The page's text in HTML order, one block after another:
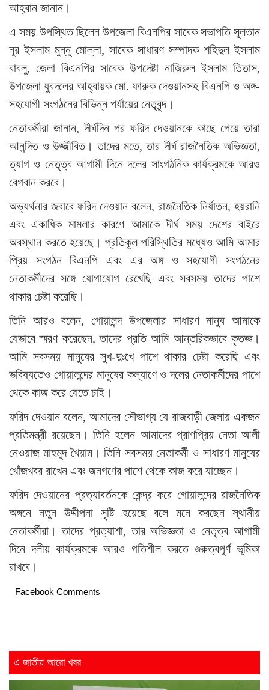
আহ্বান জানান।
এ সময় উপস্থিত ছিলেন উপজেলা বিএনপির সাবেক সভাপতি সুলতান
নূর ইসলাম মুন্নু মোল্লা, সাবেক সাধারণ সম্পাদক শহিদুল ইসলাম
বাবলু, জেলা বিএনপির সাবেক উপদেষ্টা নাজিরুল ইসলাম তিতাস,
উপজেলা যুবদলের আহ্বায়ক মো. ফারুক দেওয়ানসহ বিএনপি ও অঙ্গ-
সহযোগী সংগঠনের বিভিন্ন পর্যায়ের নেতৃবৃন্দ।
নেতাকর্মীরা জানান, দীর্ঘদিন পর ফরিদ দেওয়ানকে কাছে পেয়ে তারা
আনন্দিত ও উজ্জীবিত। তাদের মতে, তার দীর্ঘ রাজনৈতিক অভিজ্ঞতা,
ত্যাগ ও নেতৃত্ব আগামী দিনে দলের সাংগঠনিক কার্যক্রমকে আরও
বেগবান করবে।
অভ্যর্থনার জবাবে ফরিদ দেওয়ান বলেন, রাজনৈতিক নির্যাতন, হয়রানি
এবং একাধিক মামলার কারণে আমাকে দীর্ঘ সময় দেশের বাইরে
অবস্থান করতে হয়েছে। প্রতিকূল পরিস্থিতির মধ্যেও আমি আমার
প্রিয় সংগঠন বিএনপি এবং এর অঙ্গ ও সহযোগী সংগঠনের
নেতাকর্মীদের সঙ্গে যোগাযোগ রেখেছি এবং সবসময় তাদের পাশে
থাকার চেষ্টা করেছি।
তিনি আরও বলেন, গোয়ালন্দ উপজেলার সাধারণ মানুষ আমাকে
যেভাবে স্মরণ করেছেন, তাদের প্রতি আমি আন্তরিকভাবে কৃতজ্ঞ।
আমি সবসময় মানুষের সুখ-দুঃখে পাশে থাকার চেষ্টা করেছি এবং
ভবিষ্যতেও গোয়ালন্দের মানুষের কল্যাণে ও দলের নেতাকর্মীদের পাশে
থেকে কাজ করে যেতে চাই।
ফরিদ দেওয়ান বলেন, আমাদের সৌভাগ্য যে রাজবাড়ী জেলায় একজন
প্রতিমন্ত্রী রয়েছেন। তিনি হলেন আমাদের প্রাণপ্রিয় নেতা আলী
নেওয়াজ মাহমুদ খৈয়াম। তিনি সবসময় নেতাকর্মী ও সাধারণ মানুষের
খোঁজখবর রাখেন এবং জনগণের পাশে থেকে কাজ করে যাচ্ছেন।
ফরিদ দেওয়ানের প্রত্যাবর্তনকে কেন্দ্র করে গোয়ালন্দের রাজনৈতিক
অঙ্গনে নতুন উদ্দীপনা সৃষ্টি হয়েছে বলে মনে করছেন স্থানীয়
নেতাকর্মীরা। তাদের প্রত্যাশা, তার অভিজ্ঞতা ও নেতৃত্ব আগামী
দিনে দলীয় কার্যক্রমকে আরও গতিশীল করতে গুরুত্বপূর্ণ ভূমিকা
রাখবে।
Facebook Comments
এ জাতীয় আরো খবর